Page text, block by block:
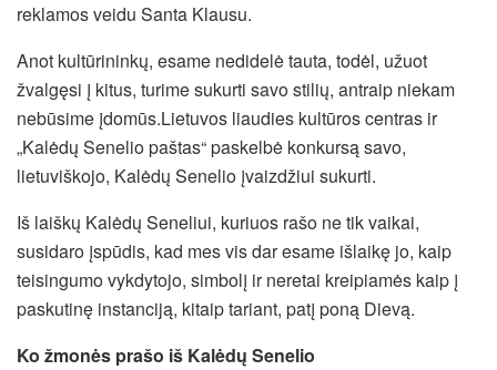
reklamos veidu Santa Klausu.
Anot kultūrininkų, esame nedidelė tauta, todėl, užuot
žvalgęsi į kitus, turime sukurti savo stilių, antraip niekam
nebūsime įdomūs.Lietuvos liaudies kultūros centras ir
„Kalėdų Senelio paštas“ paskelbė konkursą savo,
lietuviškojo, Kalėdų Senelio įvaizdžiui sukurti.
Iš laiškų Kalėdų Seneliui, kuriuos rašo ne tik vaikai,
susidaro įspūdis, kad mes vis dar esame išlaikę jo, kaip
teisingumo vykdytojo, simbolį ir neretai kreipiamės kaip į
paskutinę instanciją, kitaip tariant, patį poną Dievą.
Ko žmonės prašo iš Kalėdų Senelio